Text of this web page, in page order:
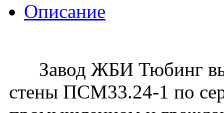
Описание
Завод ЖБИ Тюбинг
стены ПСМ33.24-1 по